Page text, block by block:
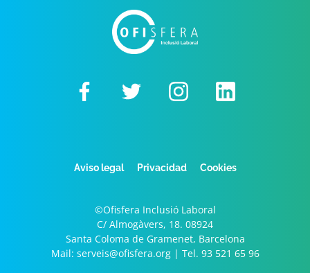
Aviso legal Privacidad Cookies
©Ofisfera Inclusió Laboral
C/ Almogàvers, 18. 08924
Santa Coloma de Gramenet, Barcelona
Mail: serveis@ofisfera.org | Tel. 93 521 65 96